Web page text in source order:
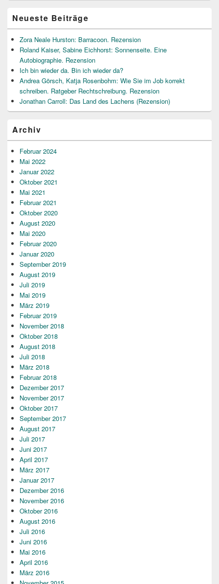
Bereich
Neueste Beiträge
Zora Neale Hurston: Barracoon. Rezension
Roland Kaiser, Sabine Eichhorst: Sonnenseite. Eine
Autobiographie. Rezension
Ich bin wieder da. Bin ich wieder da?
Andrea Görsch, Katja Rosenbohm: Wie Sie im Job korrekt
schreiben. Ratgeber Rechtschreibung. Rezension
Jonathan Carroll: Das Land des Lachens (Rezension)
Archiv
Februar 2024
Mai 2022
Januar 2022
Oktober 2021
Mai 2021
Februar 2021
Oktober 2020
August 2020
Mai 2020
Februar 2020
Januar 2020
September 2019
August 2019
Juli 2019
Mai 2019
März 2019
Februar 2019
November 2018
Oktober 2018
August 2018
Juli 2018
März 2018
Februar 2018
Dezember 2017
November 2017
Oktober 2017
September 2017
August 2017
Juli 2017
Juni 2017
April 2017
März 2017
Januar 2017
Dezember 2016
November 2016
Oktober 2016
August 2016
Juli 2016
Juni 2016
Mai 2016
April 2016
März 2016